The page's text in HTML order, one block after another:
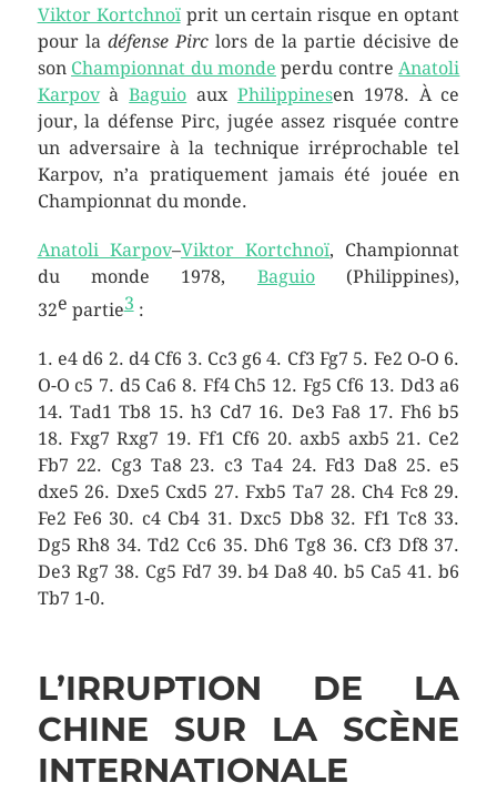
Viktor Kortchnoïprit un certain risque en optant
pour la défense Pirclors de la partie décisive de
son Championnat du monde perdu contre Anatoli
KarpovàBaguio aux Philippinesen 1978. À ce
jour, la défense Pirc, jugée assez risquée contre
un adversaire à la technique irréprochable tel
Karpov, n’a pratiquement jamais été jouée en
Championnat du monde.
Anatoli Karpov–Viktor Kortchnoï, Championnat
du monde 1978, Baguio(Philippines),
32e partie3:
1. e4 d6 2. d4 Cf6 3. Cc3 g6 4. Cf3 Fg7 5. Fe2 O-O 6.
O-O c5 7. d5 Ca6 8. Ff4 Ch5 12. Fg5 Cf6 13. Dd3 a6
14. Tad1 Tb8 15. h3 Cd7 16. De3 Fa8 17. Fh6 b5
18. Fxg7 Rxg7 19. Ff1 Cf6 20. axb5 axb5 21. Ce2
Fb7 22. Cg3 Ta8 23. c3 Ta4 24. Fd3 Da8 25. e5
dxe5 26. Dxe5 Cxd5 27. Fxb5 Ta7 28. Ch4 Fc8 29.
Fe2 Fe6 30. c4 Cb4 31. Dxc5 Db8 32. Ff1 Tc8 33.
Dg5 Rh8 34. Td2 Cc6 35. Dh6 Tg8 36. Cf3 Df8 37.
De3 Rg7 38. Cg5 Fd7 39. b4 Da8 40. b5 Ca5 41. b6
Tb7 1-0.
L’IRRUPTION DE LA
CHINE SUR LA SCÈNE
INTERNATIONALE